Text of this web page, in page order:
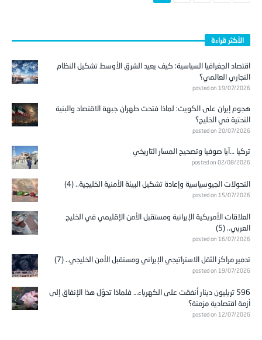
الأكثر قراءة
اقتصاد الجغرافيا السياسية: كيف يعيد الشرق الأوسط تشكيل النظام
التجاري العالمي؟
posted on 19/07/2026
هجوم إيران على الكويت: لماذا فتحت طهران جبهة الاقتصاد والبنية
التحتية في الخليج؟
posted on 20/07/2026
تركيا …آيا صوفيا وتصحيح المسار التاريخي
posted on 02/08/2026
التحولات الجيوسياسية وإعادة تشكيل البيئة الأمنية الخليجية.. (4)
posted on 15/07/2026
العلاقات الأمريكية الإيرانية ومستقبل الأمن الإقليمي في الخليج
العربي.. (5)
posted on 16/07/2026
تدمير مراكز الثقل الاستراتيجي الإيراني ومستقبل الأمن الخليجي.. (7)
posted on 19/07/2026
596 تريليون دينار أُنفقت على الكهرباء… فلماذا تحوّل هذا الإنفاق إلى
أزمة اقتصادية مزمنة؟
posted on 12/07/2026